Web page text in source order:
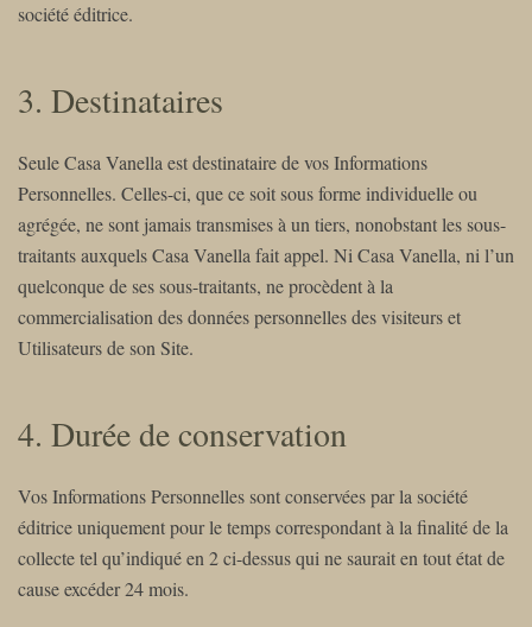
société éditrice.
3. Destinataires
Seule Casa Vanella est destinataire de vos Informations
Personnelles. Celles-ci, que ce soit sous forme individuelle ou
agrégée, ne sont jamais transmises à un tiers, nonobstant les sous-
traitants auxquels Casa Vanella fait appel. Ni Casa Vanella, ni l’un
quelconque de ses sous-traitants, ne procèdent à la
commercialisation des données personnelles des visiteurs et
Utilisateurs de son Site.
4. Durée de conservation
Vos Informations Personnelles sont conservées par la société
éditrice uniquement pour le temps correspondant à la finalité de la
collecte tel qu’indiqué en 2 ci-dessus qui ne saurait en tout état de
cause excéder 24 mois.